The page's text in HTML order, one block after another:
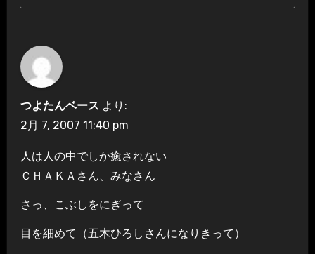
つよたんベース より:
2月 7, 2007 11:40 pm
人は人の中でしか癒されない
ＣＨＡＫＡさん、みなさん
さっ、こぶしをにぎって
目を細めて（五木ひろしさんになりきって）